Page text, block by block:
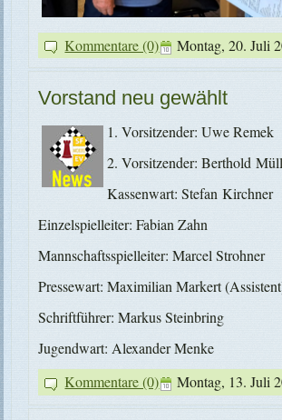
Kommentare (0) Montag, 20. Juli
Vorstand neu gewählt
1. Vorsitzender: Uwe Remek
2. Vorsitzender: Berthold
Kassenwart: Stefan Kirchner
Einzelspielleiter: Fabian Zahn
Mannschaftsspielleiter: Marcel Strohner
Pressewart: Maximilian Markert
Schriftführer: Markus Steinbring
Jugendwart: Alexander Menke
Kommentare (0)
Montag, 13. Juli